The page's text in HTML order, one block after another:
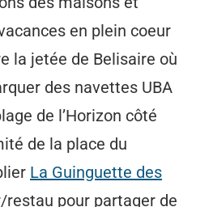
en plein coeur
la jetée de Belisaire où
des navettes UBA
de l’Horizon côté
de la place du
La Guinguette des
restau pour partager de